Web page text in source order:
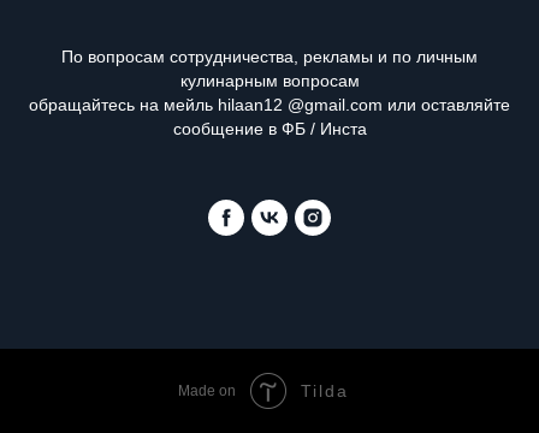
По вопросам сотрудничества, рекламы и по личным
кулинарным вопросам
обращайтесь на мейль hilaan12 @gmail.com или оставляйте
сообщение в ФБ / Инста
Made on Tilda